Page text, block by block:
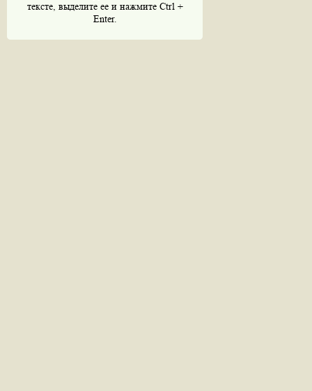
тексте, выделите ее и нажмите Ctrl +
Enter.